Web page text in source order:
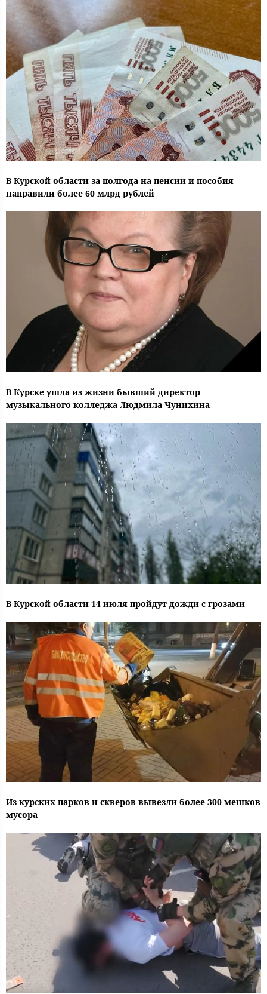
В Курской области за полгода на пенсии и пособия
направили более 60 млрд рублей
В Курске ушла из жизни бывший директор
музыкального колледжа Людмила Чунихина
В Курской области 14 июля пройдут дожди с грозами
Из курских парков и скверов вывезли более 300 мешков
мусора